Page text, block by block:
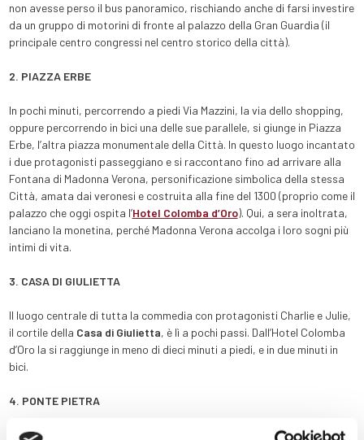
non avesse perso il bus panoramico, rischiando anche di farsi investire
da un gruppo di motorini di fronte al palazzo della Gran Guardia (il
principale centro congressi nel centro storico della città).
2. PIAZZA ERBE
In pochi minuti, percorrendo a piedi Via Mazzini, la via dello shopping,
oppure percorrendo in bici una delle sue parallele, si giunge in Piazza
Erbe, l’altra piazza monumentale della Città. In questo luogo incantato
i due protagonisti passeggiano e si raccontano fino ad arrivare alla
Fontana di Madonna Verona, personificazione simbolica della stessa
Città, amata dai veronesi e costruita alla fine del 1300 (proprio come il
palazzo che oggi ospita l’Hotel Colomba d’Oro). Qui, a sera inoltrata,
lanciano la monetina, perché Madonna Verona accolga i loro sogni più
intimi di vita.
3. CASA DI GIULIETTA
Il luogo centrale di tutta la commedia con protagonisti Charlie e Julie,
il cortile della Casa di Giulietta, è lì a pochi passi. Dall’Hotel Colomba
d’Oro la si raggiunge in meno di dieci minuti a piedi, e in due minuti in
bici.
4. PONTE PIETRA
Dopo aver visitato la Casa di Giulietta è facilissimo raggiungere il